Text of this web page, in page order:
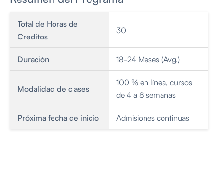
Total de Horas de
Creditos
30
Duración 18-24 Meses (Avg.)
Modalidad de clases
100 % en línea, cursos
de 4 a 8 semanas
Próxima fecha de inicio Admisiones continuas